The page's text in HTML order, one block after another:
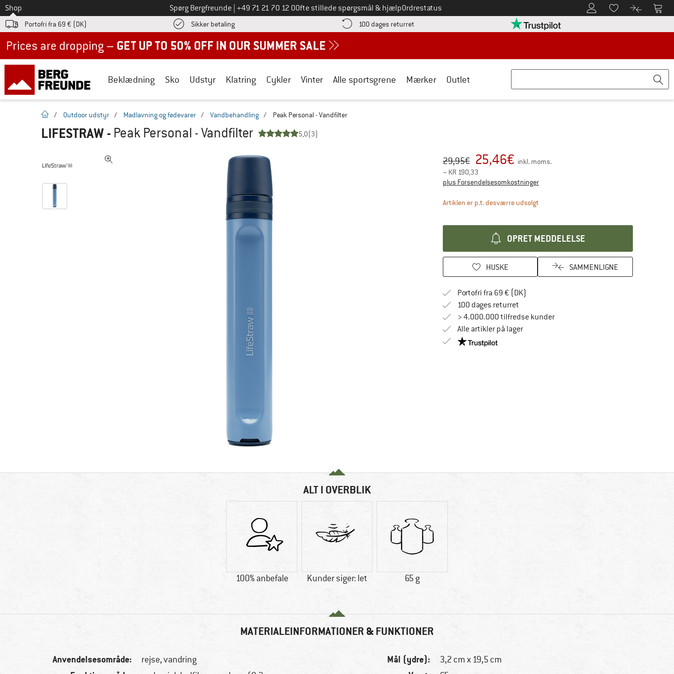
Til
Shop Spørg Bergfreunde Ring til os på
+49 71 21 70 12 0Ofte stillede spørgsmål & hjælpOrdrestatus Til kundekontoenTil huskesedlen.
Til Til
Portofri fra 69 € (DK) Sikker betalingFind betalingsoplysningerne her! Åbnes i en infoboks
100 dages returret Gå til returretten her Åbnes i en infoboks Vi er Trustpilot-certificeret -
Beklædning Sko Udstyr Klatring Cykler Vinter Alle sportsgrene Mærker Outlet
Hjemmeside
/ Outdoor udstyr / Madlavning og fødevarer / Vandbehandling / Peak Personal - Vandfilter
LIFESTRAW - Peak Personal - Vandfilter 5,0(3)
Original pris :
29,95€
Pris: 25,46€ inkl. moms.
~ KR 190,33
plus ForsendelsesomkostningerOplysninger om
Artiklen er p.t. desværre udsolgtLinket åbnes i en infoboks og indeholder
OPRET MEDDELELSE
HUSKE SAMMENLIGNE
Portofri fra 69 € (DK)
100 dages returretGå til returretten her Åbnes i en infoboks
> 4.000.000 tilfredse kunder
Alle artikler på lager
Vi er Trustpilot-certificeret - oplysningerne får du
ALT I OVERBLIK
100% anbefale Kunder siger: let 65 g
MATERIALEINFORMATIONER & FUNKTIONER
Anvendelsesområde: rejse, vandring Mål (ydre): 3,2 cm x 19,5 cm